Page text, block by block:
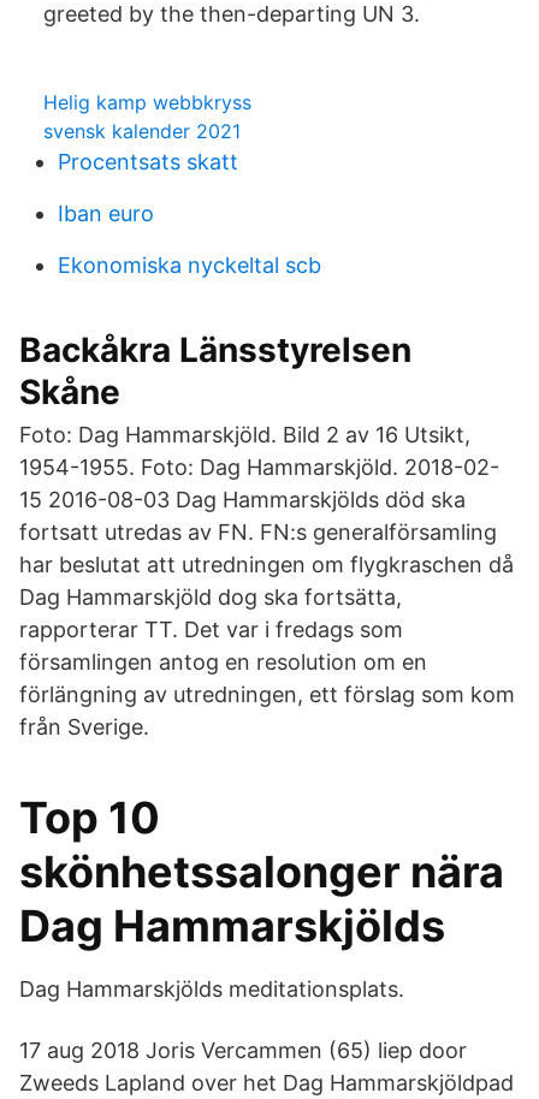
greeted by the then-departing UN 3.
Helig kamp webbkryss
svensk kalender 2021
Procentsats skatt
Iban euro
Ekonomiska nyckeltal scb
Backåkra Länsstyrelsen
Skåne
Foto: Dag Hammarskjöld. Bild 2 av 16 Utsikt,
1954-1955. Foto: Dag Hammarskjöld. 2018-02-
15 2016-08-03 Dag Hammarskjölds död ska
fortsatt utredas av FN. FN:s generalförsamling
har beslutat att utredningen om flygkraschen då
Dag Hammarskjöld dog ska fortsätta,
rapporterar TT. Det var i fredags som
församlingen antog en resolution om en
förlängning av utredningen, ett förslag som kom
från Sverige.
Top 10
skönhetssalonger nära
Dag Hammarskjölds
Dag Hammarskjölds meditationsplats.
17 aug 2018 Joris Vercammen (65) liep door
Zweeds Lapland over het Dag Hammarskjöldpad